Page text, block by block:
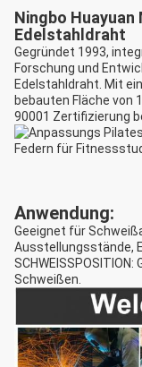
Ningbo
Edelstahldraht
Gegründet 1993,
Forschung und
Edelstahldraht. Mit
bebauten Fläche von
90001 Zertifizierung
Anwendung:
Geeignet für
Ausstellungsstände,
Schweißen.